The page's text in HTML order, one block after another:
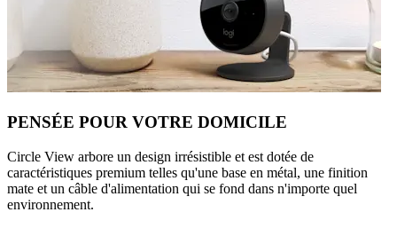
PENSÉE POUR VOTRE DOMICILE
Circle View arbore un design irrésistible et est dotée de
caractéristiques premium telles qu'une base en métal, une finition
mate et un câble d'alimentation qui se fond dans n'importe quel
environnement.